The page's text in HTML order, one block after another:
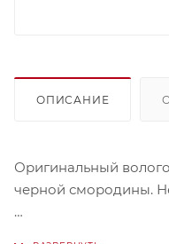
ОПИСАНИЕ
Оригинальный
черной смородины.